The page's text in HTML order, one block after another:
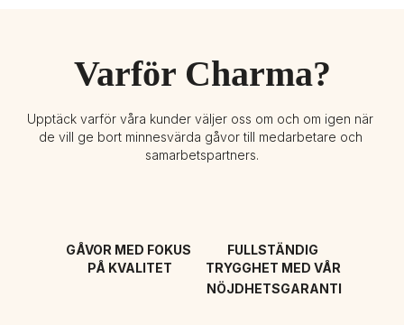
Varför Charma?
Upptäck varför våra kunder väljer oss om och om igen när
de vill ge bort minnesvärda gåvor till medarbetare och
samarbetspartners.
GÅVOR MED FOKUS
PÅ KVALITET
FULLSTÄNDIG
TRYGGHET MED VÅR
NÖJDHETSGARANTI